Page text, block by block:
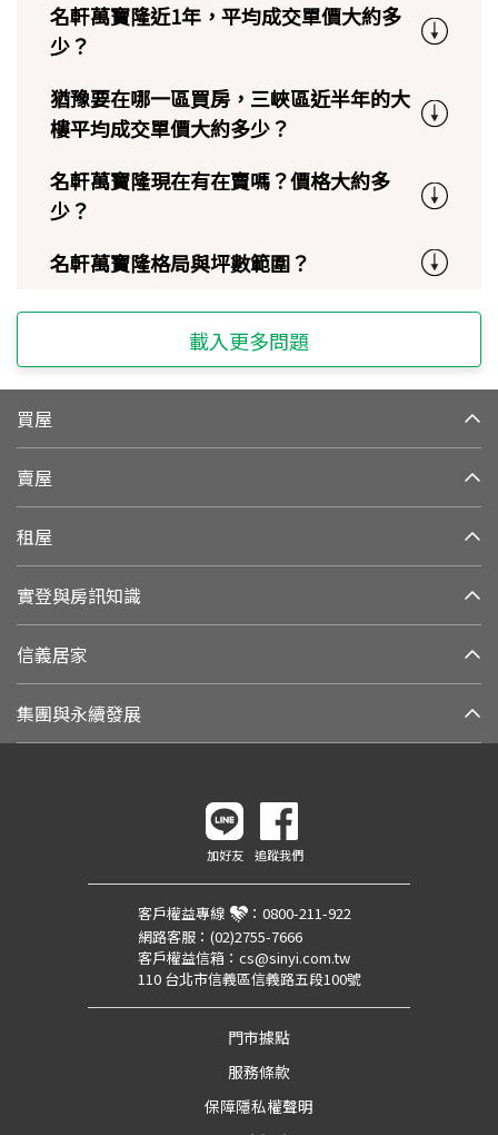
名軒萬寶隆近1年，平均成交單價大約多
少？
猶豫要在哪一區買房，三峽區近半年的大
樓平均成交單價大約多少？
名軒萬寶隆現在有在賣嗎？價格大約多
少？
名軒萬寶隆格局與坪數範圍？
載入更多問題
買屋
賣屋
租屋
實登與房訊知識
信義居家
集團與永續發展
加好友 追蹤我們
客戶權益專線 ： 0800-211-922
網路客服： (02)2755-7666
客戶權益信箱： cs@sinyi.com.tw
110 台北市信義區信義路五段100號
門市據點
服務條款
保障隱私權聲明